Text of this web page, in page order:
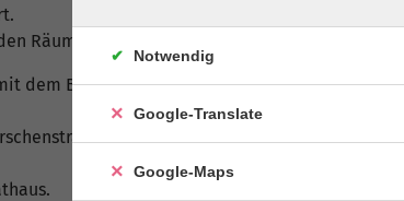
Räumen kann man verschiedene Sachen lernen.
dem Bus und der U-Bahn.
Notwendig
Google-Translate
Google-Maps